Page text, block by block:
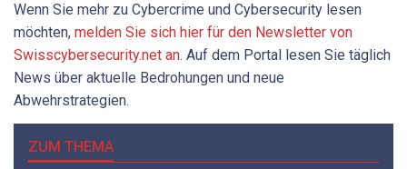
Wenn Sie mehr zu Cybercrime und Cybersecurity lesen
möchten, melden Sie sich hier für den Newsletter von
Swisscybersecurity.net an. Auf dem Portal lesen Sie täglich
News über aktuelle Bedrohungen und neue
Abwehrstrategien.
ZUM THEMA